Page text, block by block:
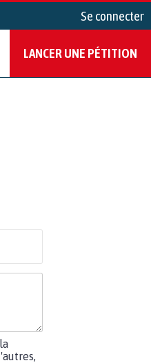
Se connecter
LANCER UNE PÉTITION